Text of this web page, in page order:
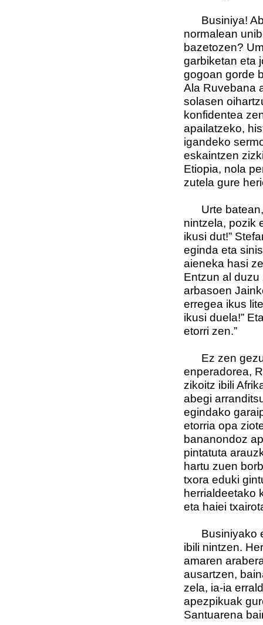
Businiya!
normalean
bazetozen?
garbiketan eta
gogoan gorde
Ala Ruvebana
solasen
konfidentea
apailatzeko,
igandeko
eskaintzen
Etiopia, nola
zutela gure
Urte batean,
nintzela, pozik
ikusi dut!”
eginda eta
aieneka hasi
Entzun al
arbasoen
erregea ikus
ikusi duela!”
etorri zen.”
Ez zen
enperadorea,
zikoitz ibili
abegi
egindako
etorria opa
bananondoz
pintatuta
hartu zuen
txora eduki
herrialdeetako
eta haiei
Businiyako
ibili nintzen.
amaren
ausartzen,
zela, ia-ia
apezpikuak
Santuarena